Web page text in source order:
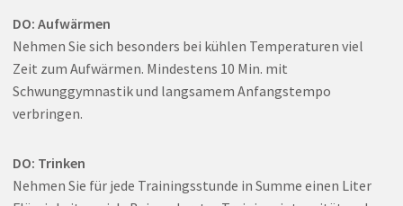
DO: Aufwärmen
Nehmen Sie sich besonders bei kühlen Temperaturen viel
Zeit zum Aufwärmen. Mindestens 10 Min. mit
Schwunggymnastik und langsamem Anfangstempo
verbringen.
DO: Trinken
Nehmen Sie für jede Trainingsstunde in Summe einen Liter